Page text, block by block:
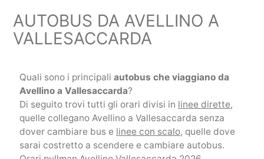
AUTOBUS DA AVELLINO A
VALLESACCARDA
Quali sono i principali autobus che viaggiano da
Avellino a Vallesaccarda?
Di seguito trovi tutti gli orari divisi in linee dirette,
quelle collegano Avellino a Vallesaccarda senza
dover cambiare bus e linee con scalo, quelle dove
sarai costretto a scendere e cambiare autobus.